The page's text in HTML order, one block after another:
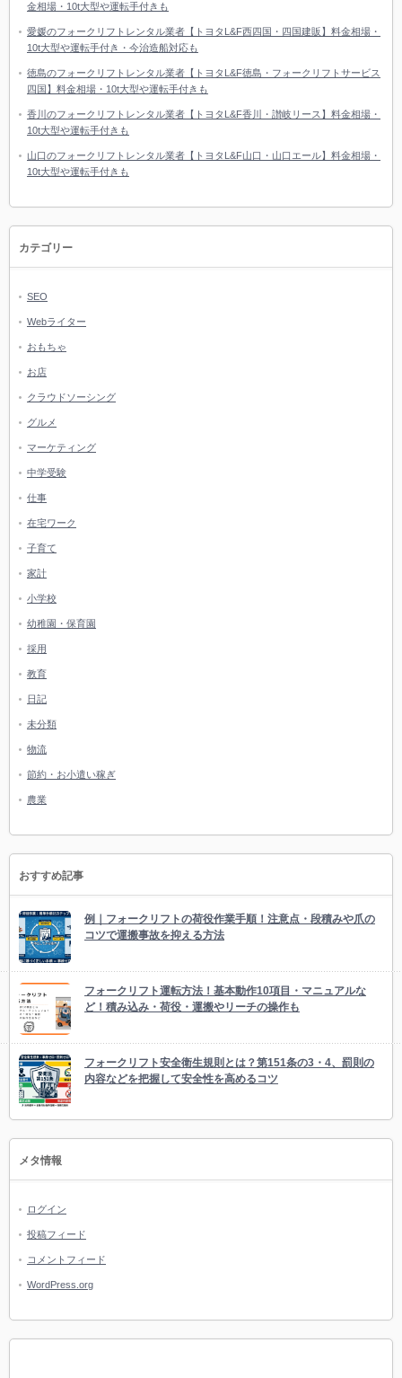
金相場・10t大型や運転手付きも
愛媛のフォークリフトレンタル業者【トヨタL&F西四国・四国建販】料金相場・
10t大型や運転手付き・今治造船対応も
徳島のフォークリフトレンタル業者【トヨタL&F徳島・フォークリフトサービス
四国】料金相場・10t大型や運転手付きも
香川のフォークリフトレンタル業者【トヨタL&F香川・讃岐リース】料金相場・
10t大型や運転手付きも
山口のフォークリフトレンタル業者【トヨタL&F山口・山口エール】料金相場・
10t大型や運転手付きも
カテゴリー
SEO
Webライター
おもちゃ
お店
クラウドソーシング
グルメ
マーケティング
中学受験
仕事
在宅ワーク
子育て
家計
小学校
幼稚園・保育園
採用
教育
日記
未分類
物流
節約・お小遣い稼ぎ
農業
おすすめ記事
例｜フォークリフトの荷役作業手順！注意点・段積みや爪の
コツで運搬事故を抑える方法
フォークリフト運転方法！基本動作10項目・マニュアルな
ど！積み込み・荷役・運搬やリーチの操作も
フォークリフト安全衛生規則とは？第151条の3・4、罰則の
内容などを把握して安全性を高めるコツ
メタ情報
ログイン
投稿フィード
コメントフィード
WordPress.org